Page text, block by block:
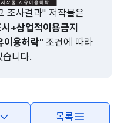
조사결과" 저작물은
+상업적이용금지
이용허락"조건에 따라
니다.
목록